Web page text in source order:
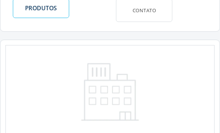
PRODUTOS CONTATO